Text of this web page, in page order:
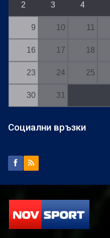
2 3 4
9 10 11
16 17 18
23 24 25
30 31
Социални връзки